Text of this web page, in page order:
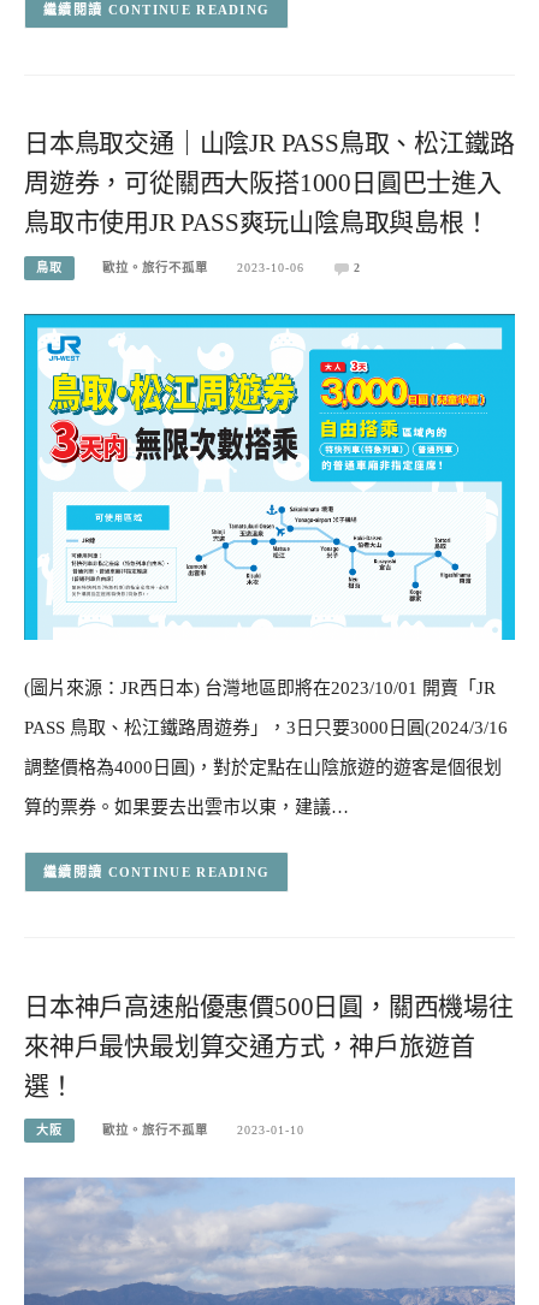
CONTINUE READING
日本鳥取交通｜山陰JR PASS鳥取、松江鐵路
周遊券，可從關西大阪搭1000日圓巴士進入
鳥取市使用JR PASS爽玩山陰鳥取與島根！
鳥取 歐拉。旅行不孤單 2023-10-06 2
(圖片來源：JR西日本) 台灣地區即將在2023/10/01 開賣「JR
PASS 鳥取、松江鐵路周遊券」，3日只要3000日圓(2024/3/16
調整價格為4000日圓)，對於定點在山陰旅遊的遊客是個很划
算的票券。如果要去出雲市以東，建議…
CONTINUE READING
日本神戶高速船優惠價500日圓，關西機場往
來神戶最快最划算交通方式，神戶旅遊首
選！
大阪 歐拉。旅行不孤單 2023-01-10